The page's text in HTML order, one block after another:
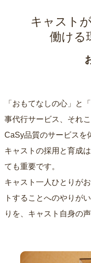
キャスト
働ける
「おもてなしの心」と
事代行サービス、それ
CaSy品質のサービスを
キャストの採用と育成は
ても重要です。
キャスト一人ひとりが
トすることへのやりが
りを、キャスト自身の